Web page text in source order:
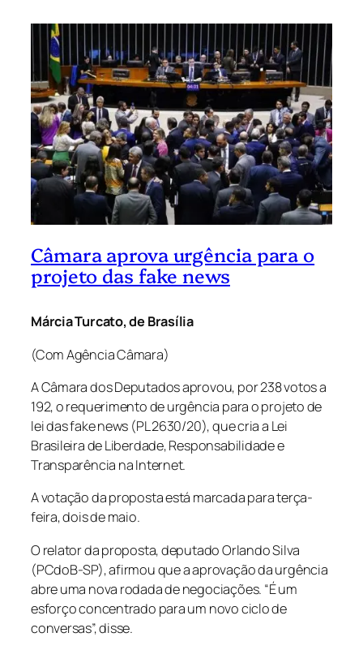
Câmara aprova urgência para o
projeto das fake news
Márcia Turcato, de Brasília
(Com Agência Câmara)
A Câmara dos Deputados aprovou, por 238 votos a
192, o requerimento de urgência para o projeto de
lei das fake news (PL 2630/20), que cria a Lei
Brasileira de Liberdade, Responsabilidade e
Transparência na Internet.
A votação da proposta está marcada para terça-
feira, dois de maio.
O relator da proposta, deputado Orlando Silva
(PCdoB-SP), afirmou que a aprovação da urgência
abre uma nova rodada de negociações. “É um
esforço concentrado para um novo ciclo de
conversas”, disse.